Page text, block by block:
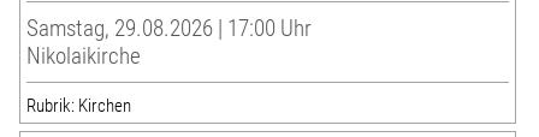
Samstag, 29.08.2026 | 17:00 Uhr
Nikolaikirche
Rubrik: Kirchen